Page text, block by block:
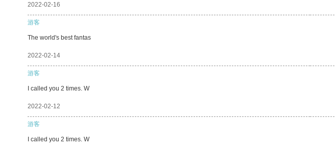
2022-02-16
游客
The world's best fantas
2022-02-14
游客
I called you 2 times. W
2022-02-12
游客
I called you 2 times. W